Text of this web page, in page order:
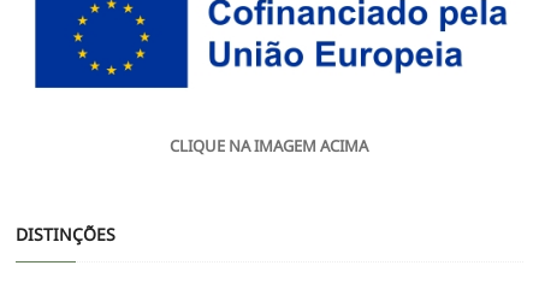
CLIQUE NA IMAGEM ACIMA
DISTINÇÕES